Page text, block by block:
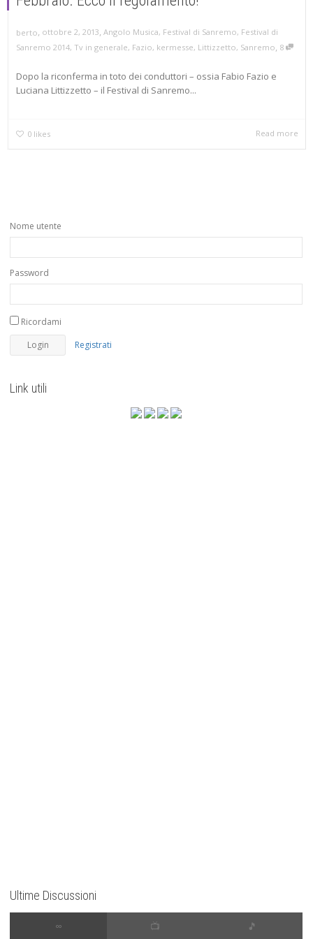
berto, ottobre 2, 2013, Angolo Musica, Festival di Sanremo, Festival di
Sanremo 2014, Tv in generale, Fazio, kermesse, Littizzetto, Sanremo, 8
Dopo la riconferma in toto dei conduttori – ossia Fabio Fazio e
Luciana Littizzetto – il Festival di Sanremo...
0 likes Read more
Nome utente
Password
Ricordami
Registrati
Link utili
Ultime Discussioni
∞ 📺 🎵